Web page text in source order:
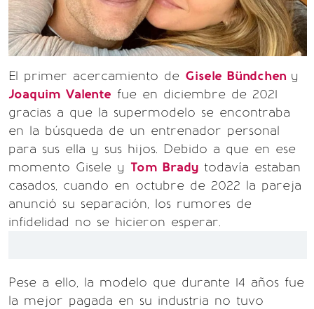
El primer acercamiento de Gisele Bündchen y
Joaquim Valente fue en diciembre de 2021
gracias a que la supermodelo se encontraba
en la búsqueda de un entrenador personal
para sus ella y sus hijos. Debido a que en ese
momento Gisele y Tom Brady todavía estaban
casados, cuando en octubre de 2022 la pareja
anunció su separación, los rumores de
infidelidad no se hicieron esperar.
Pese a ello, la modelo que durante 14 años fue
la mejor pagada en su industria no tuvo